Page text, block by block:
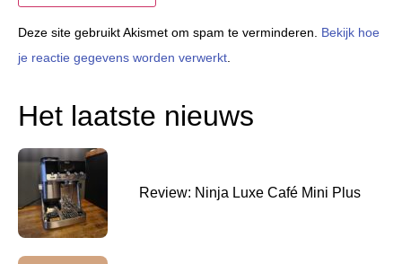
Deze site gebruikt Akismet om spam te verminderen. Bekijk hoe
je reactie gegevens worden verwerkt.
Het laatste nieuws
Review: Ninja Luxe Café Mini Plus